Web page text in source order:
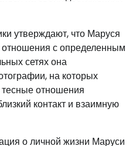
утверждают, что Маруся
с определенным
сетях она
на которых
отношения
контакт и взаимную
о личной жизни Маруси